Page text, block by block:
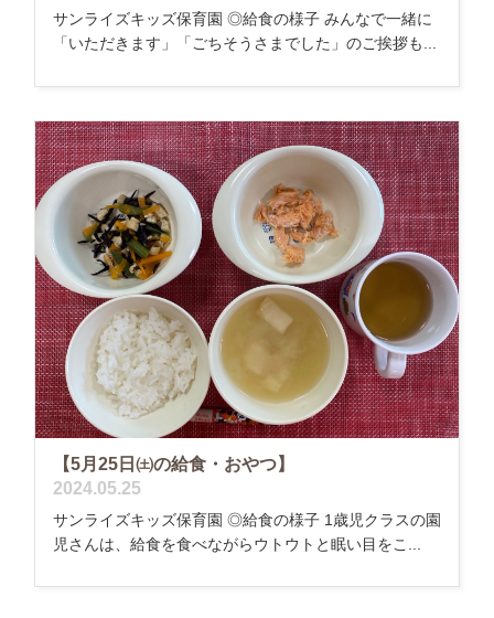
サンライズキッズ保育園 ◎給食の様子 みんなで一緒に
「いただきます」「ごちそうさまでした」のご挨拶も...
【5月25日㈯の給食・おやつ】
2024.05.25
サンライズキッズ保育園 ◎給食の様子 1歳児クラスの園
児さんは、給食を食べながらウトウトと眠い目をこ...